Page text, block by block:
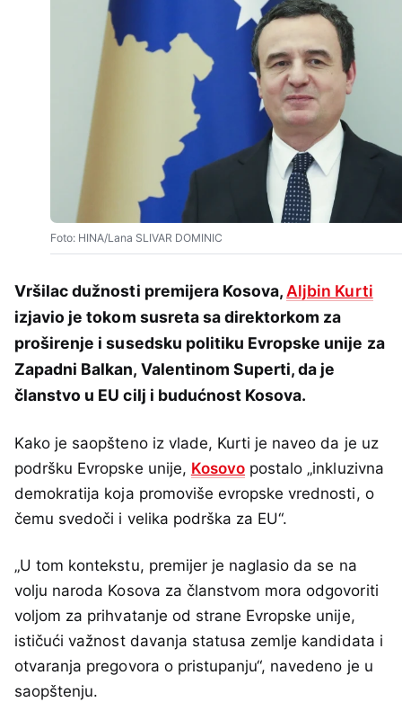
Foto: HINA/Lana SLIVAR DOMINIC
Vršilac dužnosti premijera Kosova, Aljbin Kurti
izjavio je tokom susreta sa direktorkom za
proširenje i susedsku politiku Evropske unije za
Zapadni Balkan, Valentinom Superti, da je
članstvo u EU cilj i budućnost Kosova.
Kako je saopšteno iz vlade, Kurti je naveo da je uz
podršku Evropske unije, Kosovo postalo „inkluzivna
demokratija koja promoviše evropske vrednosti, o
čemu svedoči i velika podrška za EU“.
„U tom kontekstu, premijer je naglasio da se na
volju naroda Kosova za članstvom mora odgovoriti
voljom za prihvatanje od strane Evropske unije,
ističući važnost davanja statusa zemlje kandidata i
otvaranja pregovora o pristupanju“, navedeno je u
saopštenju.